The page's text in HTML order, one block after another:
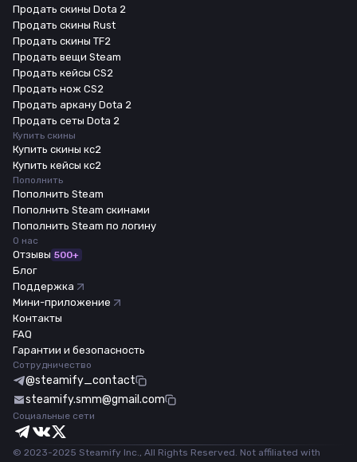
Продать скины Dota 2
Продать скины Rust
Продать скины TF2
Продать вещи Steam
Продать кейсы CS2
Продать нож CS2
Продать аркану Dota 2
Продать сеты Dota 2
Купить скины
Купить скины кс2
Купить кейсы кс2
Пополнить
Пополнить Steam
Пополнить Steam скинами
Пополнить Steam по логину
О нас
Отзывы 500+
Блог
Поддержка
Мини-приложение
Контакты
FAQ
Гарантии и безопасность
Сотрудничество
@steamify_contact
steamify.smm@gmail.com
Социальные сети
© 2023-2025 Steamify Inc., All Rights Reserved. Not affiliated with